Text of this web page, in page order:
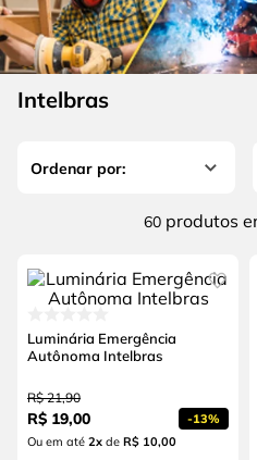
Intelbras
60 produtos
Luminária Emergência
Autônoma Intelbras
R$ 21,90
R$ 19,00 -13%
Ou em até 2xde R$ 10,00
6º fio
7º chave impacto
8º disco corte
serra copo
4 º escada
5º serra circular
º
disco corte